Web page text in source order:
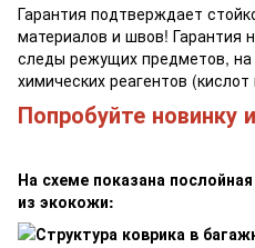
Гарантия подтверждает
материалов и швов! Гарантия
следы режущих предметов, на
химических реагентов (кислот
Попробуйте новинку
На схеме показана
из экокожи: